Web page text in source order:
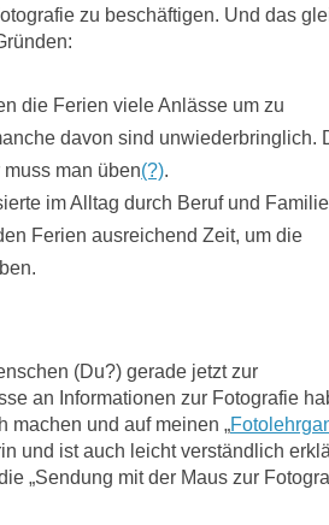
WO
zu beschäftigen. Und das
die Ferien viele Anlässe um zu
davon sind unwiederbringlich.
man üben(?).
im Alltag durch Beruf und Familie
Ferien ausreichend Zeit, um die
(Du?) gerade jetzt zur
an Informationen zur Fotografie
machen und auf meinen „
und ist auch leicht verständlich
„Sendung mit der Maus zur